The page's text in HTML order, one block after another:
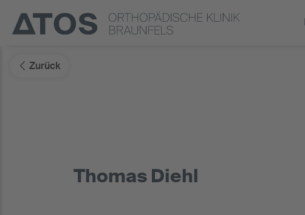
Zurück
Thomas Diehl